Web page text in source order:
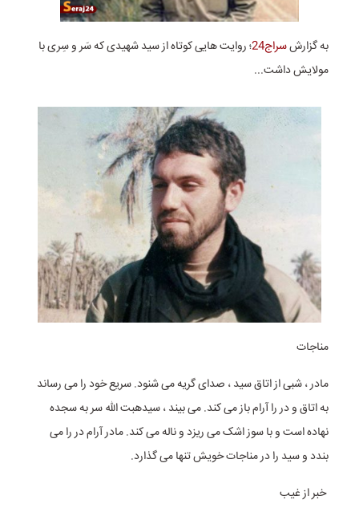
به گزارشسراج24
؛ روایت هایی کوتاه از سید شهیدی که سَر و سِری با
مولایش داشت...
مناجات
مادر ، شبی از اتاق سید ، صدای گریه می شنود. سریع خود را می رساند
به اتاق و در را آرام باز می کند. می بیند ، سیدهبت الله سر به سجده
نهاده است و با سوز اشک می ریزد و ناله می کند. مادر آرام در را می
بندد و سید را در مناجات خویش تنها می گذارد.
خبر از غیب